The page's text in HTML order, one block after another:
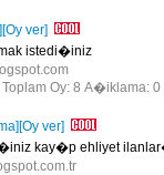
[Oy ver]
istedi�iniz
Oy: 8 A�iklama:
[Oy ver]
kay�p ehliyet